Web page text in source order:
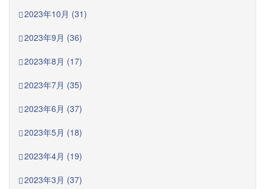
2023年10月 (31)
2023年9月 (36)
2023年8月 (17)
2023年7月 (35)
2023年6月 (37)
2023年5月 (18)
2023年4月 (19)
2023年3月 (37)